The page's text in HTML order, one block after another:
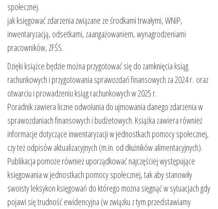
społecznej.
jak księgować zdarzenia związane ze środkami trwałymi, WNiP,
inwentaryzacją, odsetkami, zaangażowaniem, wynagrodzeniami
pracowników, ZFŚS.
Dzięki książce będzie można przygotować się do zamknięcia ksiąg
rachunkowych i przygotowania sprawozdań finansowych za 2024 r. oraz
otwarciu i prowadzeniu ksiąg rachunkowych w 2025 r.
Poradnik zawiera liczne odwołania do ujmowania danego zdarzenia w
sprawozdaniach finansowych i budżetowych. Książka zawiera również
informacje dotyczące inwentaryzacji w jednostkach pomocy społecznej,
czy też odpisów aktualizacyjnych (m.in. od dłużników alimentacyjnych).
Publikacja pomoże również uporządkować najczęściej występujące
księgowania w jednostkach pomocy społecznej, tak aby stanowiły
swoisty leksykon księgowań do którego można sięgnąć w sytuacjach gdy
pojawi się trudność ewidencyjna (w związku z tym przedstawiamy